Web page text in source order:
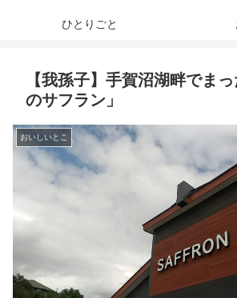
ひとりごと
【我孫子】手賀沼湖畔でま
のサフラン」
おいしいとこ